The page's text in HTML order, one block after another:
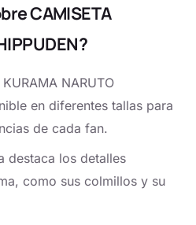
CAMISETA
NARUTO
en diferentes tallas para
de cada fan.
destaca los detalles
como sus colmillos y su